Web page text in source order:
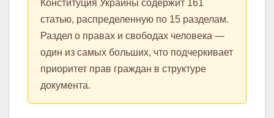
Конституция Украины содержит 161
статью, распределенную по 15 разделам.
Раздел о правах и свободах человека —
один из самых больших, что подчеркивает
приоритет прав граждан в структуре
документа.